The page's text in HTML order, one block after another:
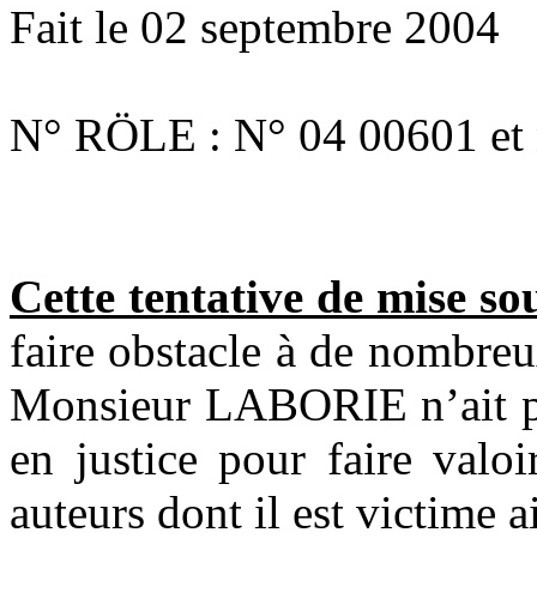
Fait le 02 septembre 2004
N° RÖLE : N° 04 00601 et
Cette tentative de mise
faire obstacle à de
Monsieur LABORIE n’ait
en justice pour faire
auteurs dont il est victime